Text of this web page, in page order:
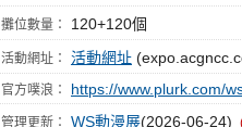
攤位數量： 120+120個
活動網址： 活動網址
官方噗浪： https://www.plurk.com/
管理更新： WS動漫展(2026-06-24)